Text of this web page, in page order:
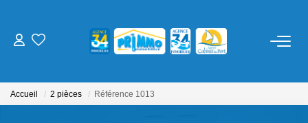
Accueil 2 pièces Référence 1013